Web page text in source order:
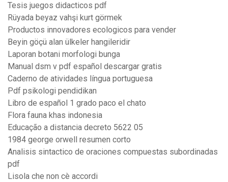
Tesis juegos didacticos pdf
Rüyada beyaz vahşi kurt görmek
Productos innovadores ecologicos para vender
Beyin göçü alan ülkeler hangileridir
Laporan botani morfologi bunga
Manual dsm v pdf español descargar gratis
Caderno de atividades língua portuguesa
Pdf psikologi pendidikan
Libro de español 1 grado paco el chato
Flora fauna khas indonesia
Educação a distancia decreto 5622 05
1984 george orwell resumen corto
Analisis sintactico de oraciones compuestas subordinadas
pdf
Lisola che non cè accordi